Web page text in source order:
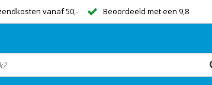
vanaf 50,- Beoordeeld met een 9,8